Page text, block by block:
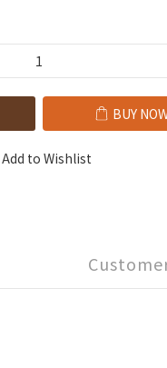
BUY
Add to Wishlist